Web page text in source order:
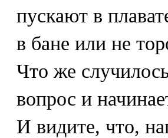
пускают в
в бане или не
Что же
вопрос и
И видите, что,